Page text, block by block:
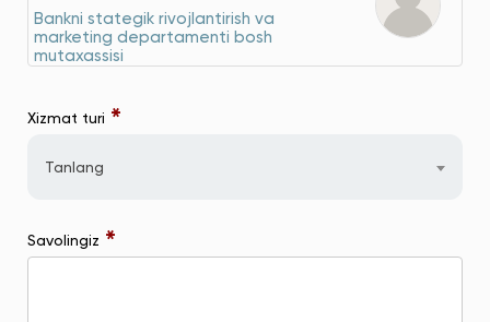
Bankni stategik rivojlantirish va
marketing departamenti bosh
mutaxassisi
Xizmat turi *
Tanlang
Savolingiz *